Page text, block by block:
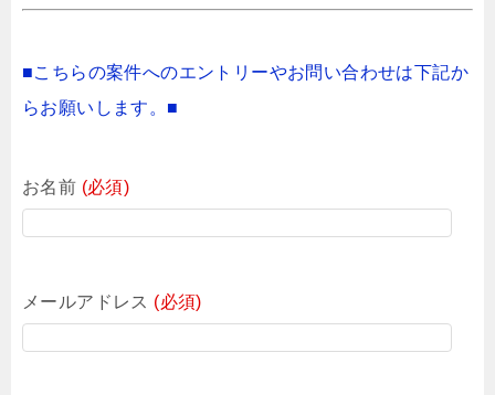
■こちらの案件へのエントリーやお問い合わせは下記か
らお願いします。■
お名前 (必須)
メールアドレス (必須)